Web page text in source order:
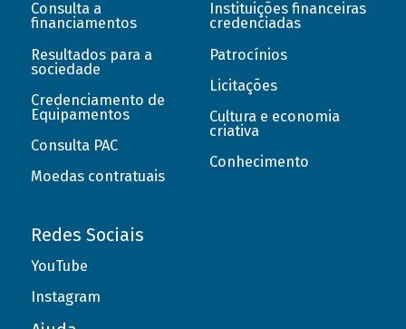
Consulta a
financiamentos
Resultados para a
sociedade
Credenciamento de
Equipamentos
Consulta PAC
Moedas contratuais
Instituições financeiras
credenciadas
Patrocínios
Licitações
Cultura e economia
criativa
Conhecimento
Redes Sociais
YouTube
Instagram